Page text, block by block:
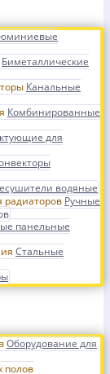
Биметаллические
Канальные
Комбинированные
для
водяные
Ручные
панельные
Стальные
Оборудование для